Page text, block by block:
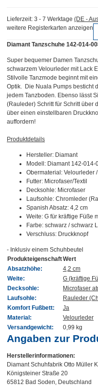
Lieferzeit: 3 - 7 Werktage (DE -
weitere Registerkarten anzeigen
Diamant Tanzschuhe 142-014-
Super bequemer Damen
schwarzem Velourleder mit Lack
Stilvolle Tanzmode beginnt mit
Optik. Die Nuala Pumps besticht
jedem Tanzboden. Ebenso lässt
(Rauleder) Schritt für Schritt über
über einen einstellbaren
auffordern!
Produktdetails
Hersteller: Diamant
Modell: Diamant 142-014-
Obermaterial: Velourleder
Futter: Microfaser/Textil
Decksohle: Microfaser
Laufsohle: Chromleder
Spanish Absatz: 4,2 cm
Weite: G für kräftige Füße
Farbe: schwarz / schwarz
Verschluss: Druckknopf
- Inklusiv einem Schuhbeutel
ProdukteigenschaftWert
Absatzhöhe:
4,2 cm
Weite:
G (kräftige
Decksohle:
Microfaser
Laufsohle:
Rauleder
Komfort Fußbett:
Ja
Material:
Velourleder
Versandgewicht:
0,99 kg
Angaben zur
Herstellerinformationen:
Diamant Schuhfabrik Otto Müller
Königsteiner Straße 20
65812 Bad Soden, Deutschland